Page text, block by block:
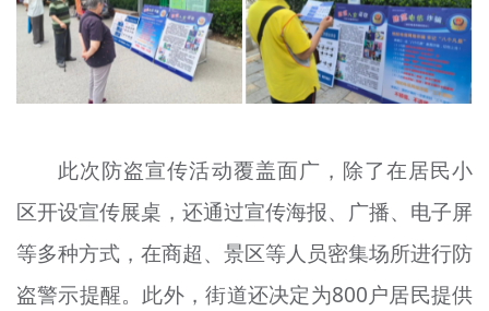
此次防盗宣传活动覆盖面广，除了在居民小
区开设宣传展桌，还通过宣传海报、广播、电子屏
等多种方式，在商超、景区等人员密集场所进行防
盗警示提醒。此外，街道还决定为800户居民提供